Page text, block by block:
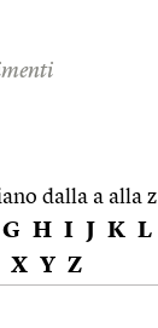
dalla a alla z
G H I J K L
X Y Z